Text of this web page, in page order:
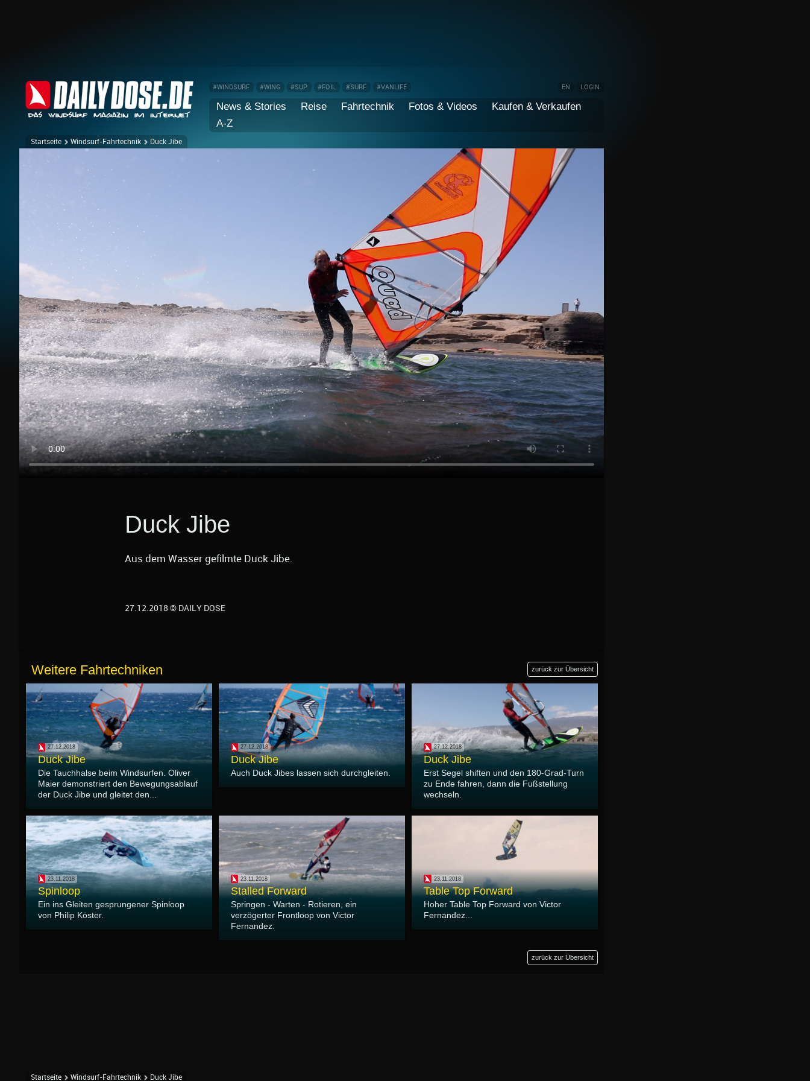
#WINDSURF #WING #SUP #FOIL #SURF #VANLIFE EN LOGIN
News & Stories Reise Fahrtechnik Fotos & Videos
Kaufen & Verkaufen
A-Z
Startseite Windsurf-Fahrtechnik Duck Jibe
Duck Jibe
Aus dem Wasser gefilmte Duck Jibe.
27.12.2018 © DAILY DOSE
Weitere Fahrtechniken zurück zur Übersicht
27.12.2018
Duck Jibe
Die Tauchhalse beim Windsurfen. Oliver
Maier demonstriert den Bewegungsablauf
der Duck Jibe und gleitet den...
27.12.2018
Duck Jibe
Auch Duck Jibes lassen sich durchgleiten.
27.12.2018
Duck Jibe
Erst Segel shiften und den 180-Grad-Turn
zu Ende fahren, dann die Fußstellung
wechseln.
23.11.2018
Spinloop
Ein ins Gleiten gesprungener Spinloop
von Philip Köster.
23.11.2018
Stalled Forward
Springen - Warten - Rotieren, ein
verzögerter Frontloop von Victor
Fernandez.
23.11.2018
Table Top Forward
Hoher Table Top Forward von Victor
Fernandez...
zurück zur Übersicht
Startseite Windsurf-Fahrtechnik Duck Jibe